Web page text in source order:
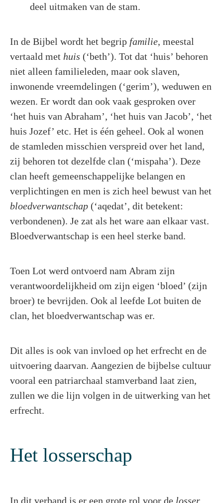
deel uitmaken van de stam.
In de Bijbel wordt het begrip familie, meestal
vertaald met huis (‘beth’). Tot dat ‘huis’ behoren
niet alleen familieleden, maar ook slaven,
inwonende vreemdelingen (‘gerim’), weduwen en
wezen. Er wordt dan ook vaak gesproken over
‘het huis van Abraham’, ‘het huis van Jacob’, ‘het
huis Jozef’ etc. Het is één geheel. Ook al wonen
de stamleden misschien verspreid over het land,
zij behoren tot dezelfde clan (‘mispaha’). Deze
clan heeft gemeenschappelijke belangen en
verplichtingen en men is zich heel bewust van het
bloedverwantschap (‘aqedat’, dit betekent:
verbondenen). Je zat als het ware aan elkaar vast.
Bloedverwantschap is een heel sterke band.
Toen Lot werd ontvoerd nam Abram zijn
verantwoordelijkheid om zijn eigen ‘bloed’ (zijn
broer) te bevrijden. Ook al leefde Lot buiten de
clan, het bloedverwantschap was er.
Dit alles is ook van invloed op het erfrecht en de
uitvoering daarvan. Aangezien de bijbelse cultuur
vooral een patriarchaal stamverband laat zien,
zullen we die lijn volgen in de uitwerking van het
erfrecht.
Het losserschap
In dit verband is er een grote rol voor de losser